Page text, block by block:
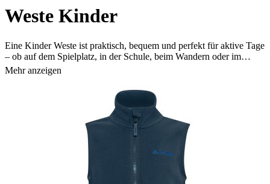
Weste Kinder
Eine Kinder Weste ist praktisch, bequem und perfekt für aktive Tage
– ob auf dem Spielplatz, in der Schule, beim Wandern oder im
Familienurlaub. Die VAUDE Weste für Kinder bietet den kleinen
Abenteurern Wärme, Schutz und Bewegungsfreiheit in jeder
Jahreszeit. Leicht, weich und schnell übergezogen, ist eine
Kinderweste ein unverzichtbares Kleidungsstück für Kinder, die
gern draußen unterwegs sind.
Mehr anzeigen